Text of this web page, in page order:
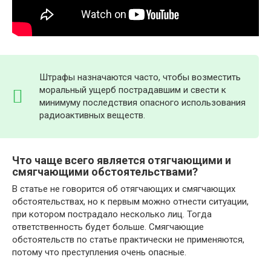
Штрафы назначаются часто, чтобы возместить
моральный ущерб пострадавшим и свести к
минимуму последствия опасного использования
радиоактивных веществ.
Что чаще всего является отягчающими и
смягчающими обстоятельствами?
В статье не говорится об отягчающих и смягчающих
обстоятельствах, но к первым можно отнести ситуации,
при котором пострадало несколько лиц. Тогда
ответственность будет больше. Смягчающие
обстоятельств по статье практически не применяются,
потому что преступления очень опасные.